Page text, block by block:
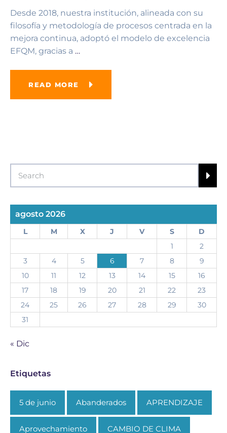
Desde 2018, nuestra institución, alineada con su
filosofía y metodología de procesos centrada en la
mejora continua, adoptó el modelo de excelencia
EFQM, gracias a …
READ MORE
agosto 2026
L M X J V S
D
1
2
3
4 5 6 7 8
9
10
11 12 13 14 15
16
17
18 19 20 21 22
23
24
25 26 27 28 29
30
31
« Dic
Etiquetas
5 de junio Abanderados APRENDIZAJE
Aprovechamiento CAMBIO DE CLIMA